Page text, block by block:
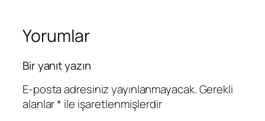
Yorumlar
Bir yanıt yazın
E-posta adresiniz yayınlanmayacak.Gerekli
alanlar* ile işaretlenmişlerdir